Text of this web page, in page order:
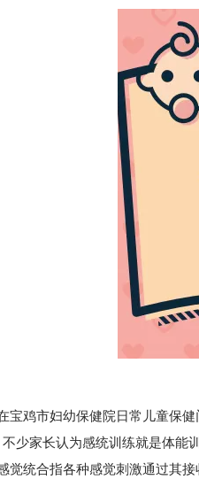
鸡市妇幼保健院日常儿童保健
不少家长认为感统训练就是体能
统合指各种感觉刺激通过其接